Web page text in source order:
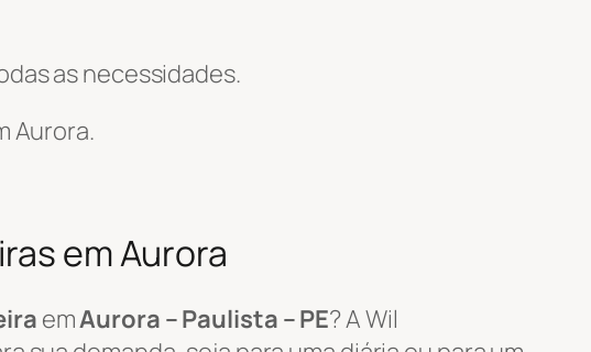
as necessidades.
Aurora.
em Aurora
emAurora – Paulista – PE? A Wil